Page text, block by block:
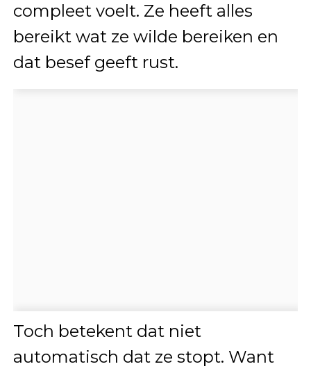
compleet voelt. Ze heeft alles
bereikt wat ze wilde bereiken en
dat besef geeft rust.
Toch betekent dat niet
automatisch dat ze stopt. Want